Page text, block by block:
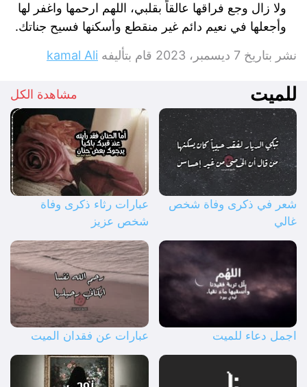
ولا زال وجع فراقها عالقاً بقلبي، اللهم ارحمها واغفر لها
وأجعلها في نعيم دائم غير منقطع وأسكنها فسيح جناتك.
نشر بتاريخ 7 ديسمبر، 2023 قام بتأليفه kamal Ali
للميت مشاهدة الكل
شعر في ذكرى وفاة شخص
غالي
عبارات رثاء ذكرى وفاة
شخص عزيز
اجمل دعاء للميت عبارات عن فقدان الميت